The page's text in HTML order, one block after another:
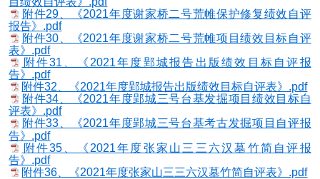
附件29、《2021年度谢家桥二号荒帷保护修复绩效自评
报告》.pdf
附件30、《2021年度谢家桥二号荒帷项目绩效目标自评
表》.pdf
附件31、《2021年度郢城报告出版绩效目标自评报
告》.pdf
附件32、《2021年度郢城报告出版绩效目标自评表》.pdf
附件34、《2021年度郢城三号台基发掘项目绩效目标自
评表》.pdf
附件33、《2021年度郢城三号台基考古发掘项目自评报
告》.pdf
附件35、《2021年度张家山三三六汉墓竹简自评报
告》.pdf
附件36、《2021年度张家山三三六汉墓竹简自评表》.pdf